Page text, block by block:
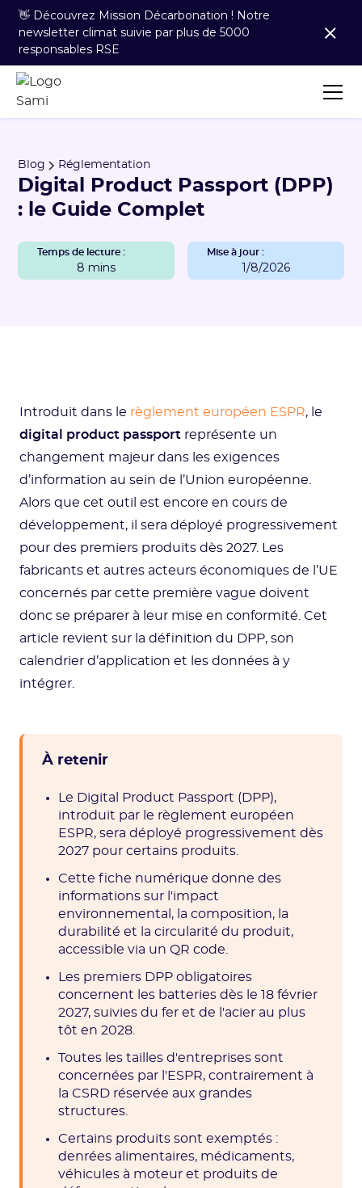
👋 Découvrez Mission Décarbonation ! Notre
newsletter climat suivie par plus de 5000
responsables RSE
Blog Réglementation
Digital Product Passport (DPP)
: le Guide Complet
Temps de lecture :
8 mins
Mise à jour :
1/8/2026
Introduit dans le règlement européen ESPR, le
digital product passport représente un
changement majeur dans les exigences
d’information au sein de l’Union européenne.
Alors que cet outil est encore en cours de
développement, il sera déployé progressivement
pour des premiers produits dès 2027. Les
fabricants et autres acteurs économiques de l’UE
concernés par cette première vague doivent
donc se préparer à leur mise en conformité. Cet
article revient sur la définition du DPP, son
calendrier d’application et les données à y
intégrer.
À retenir
Le Digital Product Passport (DPP),
introduit par le règlement européen
ESPR, sera déployé progressivement dès
2027 pour certains produits.
Cette fiche numérique donne des
informations sur l'impact
environnemental, la composition, la
durabilité et la circularité du produit,
accessible via un QR code.
Les premiers DPP obligatoires
concernent les batteries dès le 18 février
2027, suivies du fer et de l'acier au plus
tôt en 2028.
Toutes les tailles d'entreprises sont
concernées par l'ESPR, contrairement à
la CSRD réservée aux grandes
structures.
Certains produits sont exemptés :
denrées alimentaires, médicaments,
véhicules à moteur et produits de